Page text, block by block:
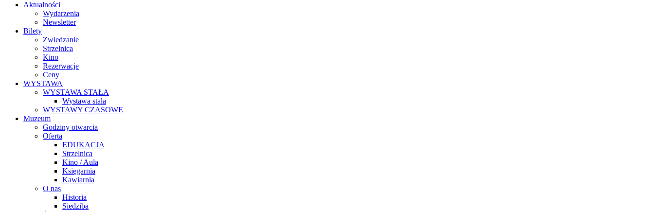
Aktualności
Wydarzenia
Newsletter
Bilety
Zwiedzanie
Strzelnica
Kino
Rezerwacje
Ceny
WYSTAWA
WYSTAWA STAŁA
Wystawa stała
WYSTAWY CZASOWE
Muzeum
Godziny otwarcia
Oferta
EDUKACJA
Strzelnica
Kino / Aula
Księgarnia
Kawiarnia
O nas
Historia
Siedziba